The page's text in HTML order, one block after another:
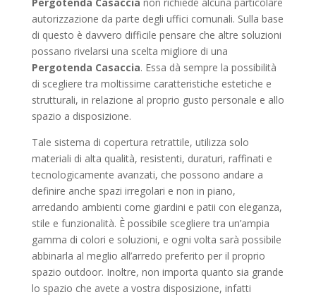
autorizzazione da parte degli uffici comunali. Sulla base
di questo è davvero difficile pensare che altre soluzioni
possano rivelarsi una scelta migliore di una
Pergotenda Casaccia. Essa dà sempre la possibilità
di scegliere tra moltissime caratteristiche estetiche e
strutturali, in relazione al proprio gusto personale e allo
spazio a disposizione.
Tale sistema di copertura retrattile, utilizza solo
materiali di alta qualità, resistenti, duraturi, raffinati e
tecnologicamente avanzati, che possono andare a
definire anche spazi irregolari e non in piano,
arredando ambienti come giardini e patii con eleganza,
stile e funzionalità. È possibile scegliere tra un’ampia
gamma di colori e soluzioni, e ogni volta sarà possibile
abbinarla al meglio all’arredo preferito per il proprio
spazio outdoor. Inoltre, non importa quanto sia grande
lo spazio che avete a vostra disposizione, infatti